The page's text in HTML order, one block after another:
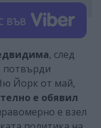
, след
потвърди
Йорк от май,
е обявил
е взел